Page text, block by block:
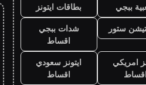
ببجي
بطاقات ايتونز
ستور
شدات ببجي
اقساط
امريكي
ايتونز سعودي
اقساط